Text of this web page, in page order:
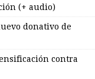
(+ audio)
donativo de
contra